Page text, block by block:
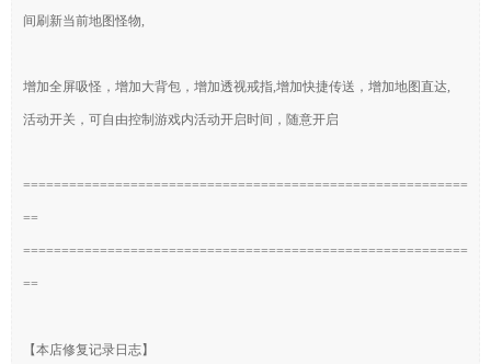
间刷新当前地图怪物,
增加全屏吸怪，增加大背包，增加透视戒指,增加快捷传送，增加地图直达,
活动开关，可自由控制游戏内活动开启时间，随意开启
==========================================================
==
==========================================================
==
【本店修复记录日志】